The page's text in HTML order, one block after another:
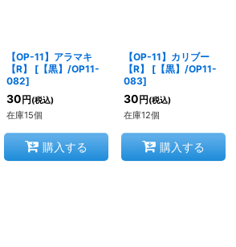
【OP-11】アラマキ
【R】
[【黒】/OP11-
082]
30 円 (税込)
在庫15個
購入する
【OP-11】カリブー
【R】
[【黒】/OP11-
083]
30 円 (税込)
在庫12個
購入する